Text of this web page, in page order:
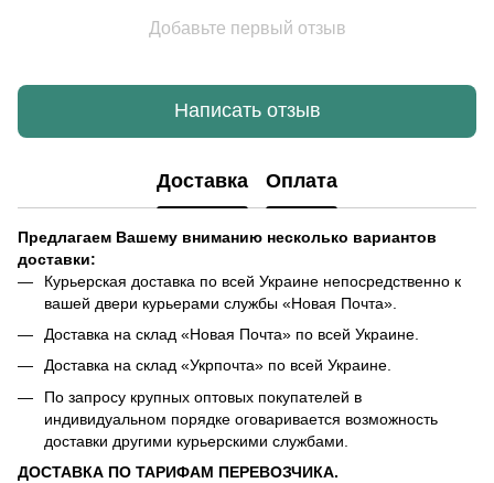
Добавьте первый отзыв
Написать отзыв
Доставка Оплата
Предлагаем Вашему вниманию несколько вариантов
доставки:
Курьерская доставка по всей Украине непосредственно к
вашей двери курьерами службы «Новая Почта».
Доставка на склад «Новая Почта» по всей Украине.
Доставка на склад «Укрпочта» по всей Украине.
По запросу крупных оптовых покупателей в
индивидуальном порядке оговаривается возможность
доставки другими курьерскими службами.
ДОСТАВКА ПО ТАРИФАМ ПЕРЕВОЗЧИКА.